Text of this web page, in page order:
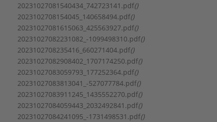
20231027081540434_742723141.pdf()
2023102708154045_140658494.pdf()
20231027081615063_425563927.pdf()
20231027082231082_-1099498310.pdf()
2023102708235416_660271404.pdf()
20231027082908402_1707174250.pdf()
20231027083059793_177252364.pdf()
20231027083813041_-527077784.pdf()
20231027083911245_1435552270.pdf()
20231027084059443_2032492841.pdf()
20231027084241095_-1731498531.pdf()